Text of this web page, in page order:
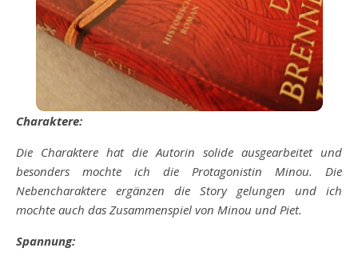
Charaktere:
Die Charaktere hat die Autorin solide ausgearbeitet und
besonders mochte ich die Protagonistin Minou. Die
Nebencharaktere ergänzen die Story gelungen und ich
mochte auch das Zusammenspiel von Minou und Piet.
Spannung: